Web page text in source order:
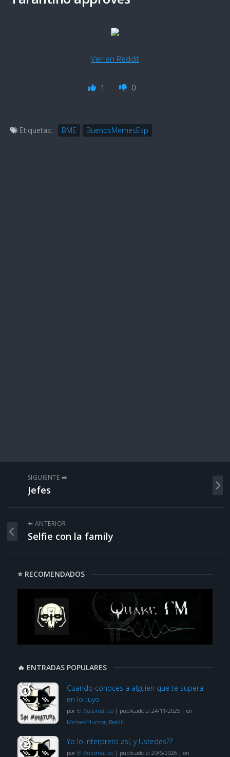
Ver en Reddit
1 0
Etiquetas: BME BuenosMemesEsp
SIGUIENTE ➡️
Jefes
⬅️ ANTERIOR
Selfie con la family
⭐ RECOMENDADOS
🔥 ENTRADAS POPULARES
Cuando conoces a alguien que te supera
en lo tuyo
por El Automático| publicado el 24/11/2025| en
Memes/Humor, Reddit
Yo lo interpreto así, y Ustedes??
por El Automático| publicado el 29/6/2026| en